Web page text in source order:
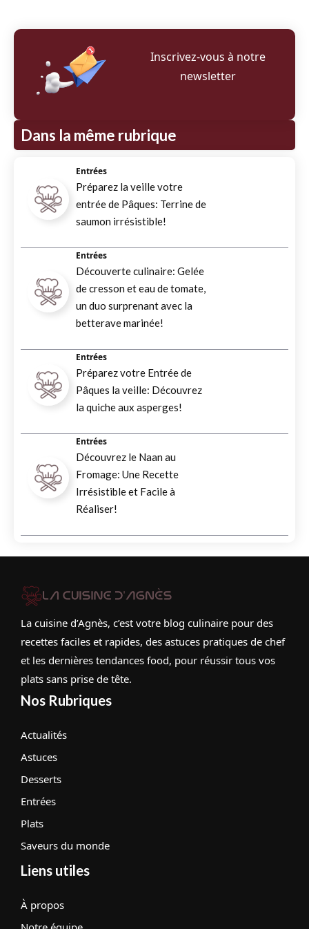
Inscrivez‑vous à notre
newsletter
Dans la même rubrique
Entrées
Préparez la veille votre
entrée de Pâques: Terrine de
saumon irrésistible!
Entrées
Découverte culinaire: Gelée
de cresson et eau de tomate,
un duo surprenant avec la
betterave marinée!
Entrées
Préparez votre Entrée de
Pâques la veille: Découvrez
la quiche aux asperges!
Entrées
Découvrez le Naan au
Fromage: Une Recette
Irrésistible et Facile à
Réaliser!
La cuisine d’Agnès, c’est votre blog culinaire pour des
recettes faciles et rapides, des astuces pratiques de chef
et les dernières tendances food, pour réussir tous vos
plats sans prise de tête.
Nos Rubriques
Actualités
Astuces
Desserts
Entrées
Plats
Saveurs du monde
Liens utiles
À propos